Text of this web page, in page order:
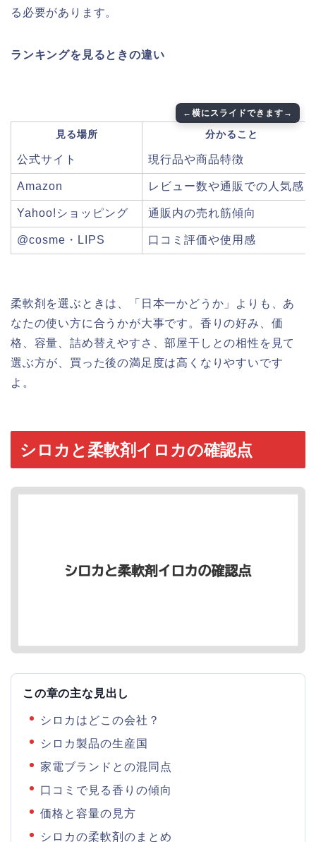
る必要があります。
ランキングを見るときの違い
見る場所 分かること
公式サイト 現行品や商品特徴
Amazon レビュー数や通販での人気感
Yahoo!ショッピング 通販内の売れ筋傾向
@cosme・LIPS 口コミ評価や使用感
柔軟剤を選ぶときは、「日本一かどうか」よりも、あ
なたの使い方に合うかが大事です。香りの好み、価
格、容量、詰め替えやすさ、部屋干しとの相性を見て
選ぶ方が、買った後の満足度は高くなりやすいです
よ。
シロカと柔軟剤イロカの確認点
この章の主な見出し
シロカはどこの会社？
シロカ製品の生産国
家電ブランドとの混同点
口コミで見る香りの傾向
価格と容量の見方
シロカの柔軟剤のまとめ